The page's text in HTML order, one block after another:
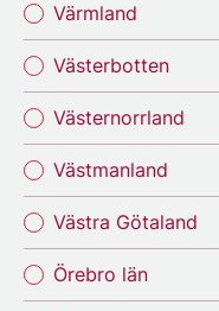
Värmland
Västerbotten
Västernorrland
Västmanland
Västra Götaland
Örebro län